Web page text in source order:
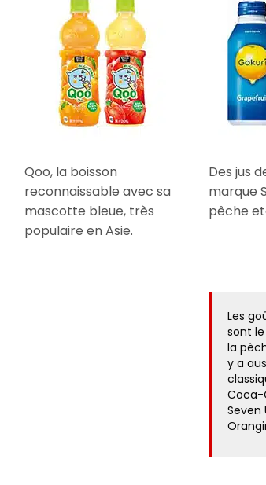
Qoo, la boisson
reconnaissable avec sa
mascotte bleue, très
populaire en Asie.
Des jus
marque
pêche
Les
sont
la
y a
Coca-
Seven